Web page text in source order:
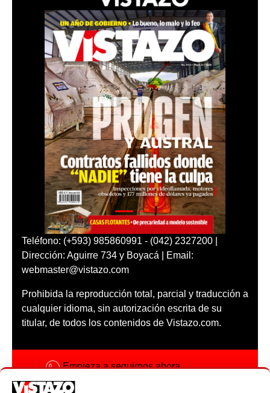
Teléfono: (+593) 985860991 - (042) 2327200 |
Dirección: Aguirre 734 y Boyacá | Email:
webmaster@vistazo.com
Prohibida la reproducción total, parcial y traducción a
cualquier idioma, sin autorización escrita de su
titular, de todos los contenidos de Vistazo.com.
Empieza a seguirnos ahora